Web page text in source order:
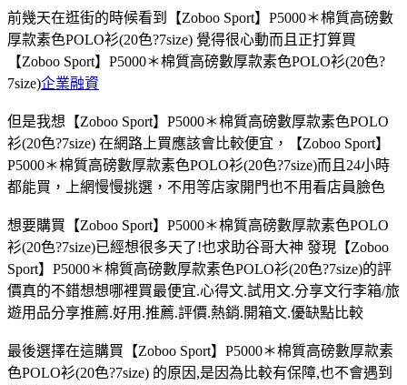
前幾天在逛街的時候看到【Zoboo Sport】P5000＊棉質高磅數
厚款素色POLO衫(20色?7size) 覺得很心動而且正打算買
【Zoboo Sport】P5000＊棉質高磅數厚款素色POLO衫(20色?
7size)企業融資
但是我想【Zoboo Sport】P5000＊棉質高磅數厚款素色POLO
衫(20色?7size) 在網路上買應該會比較便宜，【Zoboo Sport】
P5000＊棉質高磅數厚款素色POLO衫(20色?7size)而且24小時
都能買，上網慢慢挑選，不用等店家開門也不用看店員臉色
想要購買【Zoboo Sport】P5000＊棉質高磅數厚款素色POLO
衫(20色?7size)已經想很多天了!也求助谷哥大神 發現【Zoboo
Sport】P5000＊棉質高磅數厚款素色POLO衫(20色?7size)的評
價真的不錯想想哪裡買最便宜.心得文.試用文.分享文行李箱/旅
遊用品分享推薦.好用.推薦.評價.熱銷.開箱文.優缺點比較
最後選擇在這購買【Zoboo Sport】P5000＊棉質高磅數厚款素
色POLO衫(20色?7size) 的原因,是因為比較有保障,也不會遇到